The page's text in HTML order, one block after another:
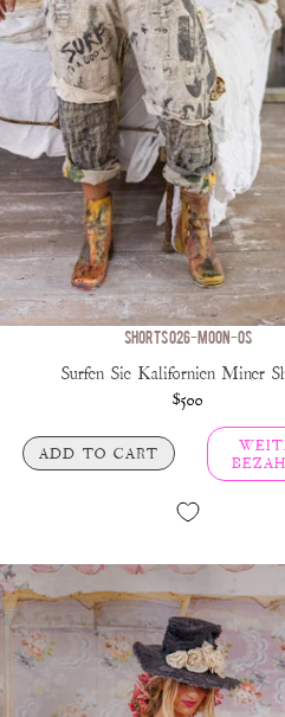
SHORTS 026-MOON-OS
Surfen Sie Kalifornien Miner
$500
ADD TO CART